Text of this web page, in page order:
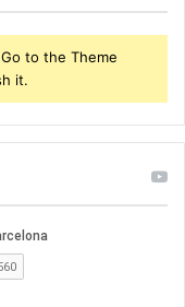
to the Theme
it.